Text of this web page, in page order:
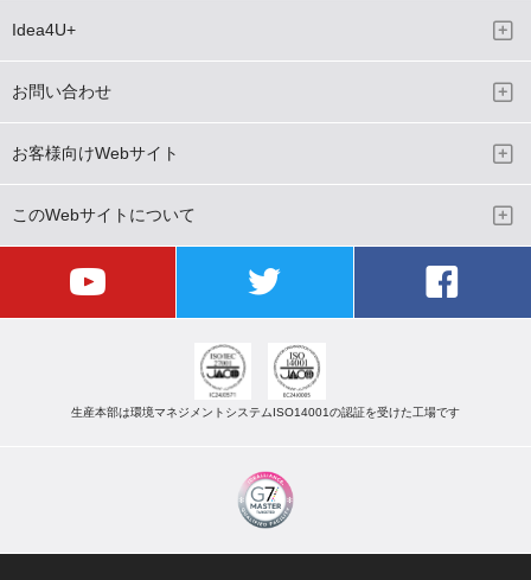
Idea4U+
お問い合わせ
お客様向けWebサイト
このWebサイトについて
生産本部は環境マネジメントシステムISO14001の認証を受けた工場です